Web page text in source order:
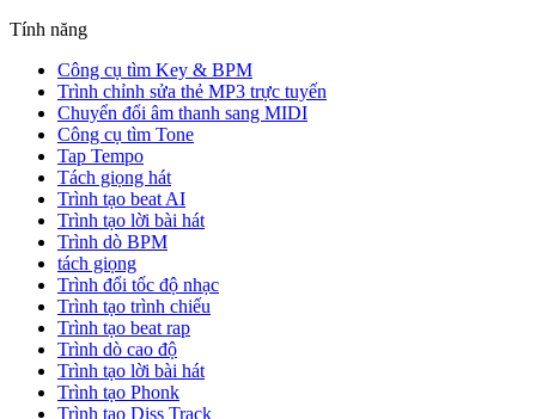
Tính năng
Công cụ tìm Key & BPM
Trình chỉnh sửa thẻ MP3 trực tuyến
Chuyển đổi âm thanh sang MIDI
Công cụ tìm Tone
Tap Tempo
Tách giọng hát
Trình tạo beat AI
Trình tạo lời bài hát
Trình dò BPM
tách giọng
Trình đổi tốc độ nhạc
Trình tạo trình chiếu
Trình tạo beat rap
Trình dò cao độ
Trình tạo lời bài hát
Trình tạo Phonk
Trình tạo Diss Track